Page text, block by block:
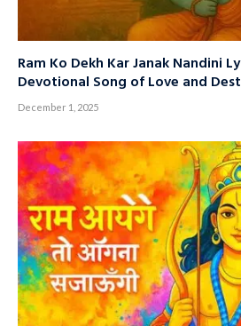
Ram Ko Dekh Kar Janak Nandini
Devotional Song of Love and
December 1, 2025